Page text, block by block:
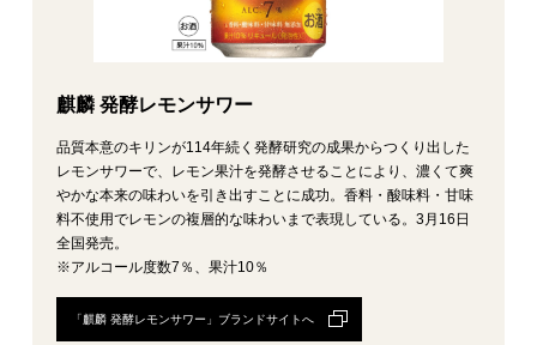
麒麟 発酵レモンサワー
品質本意のキリンが114年続く発酵研究の成果からつくり出した
レモンサワーで、レモン果汁を発酵させることにより、濃くて爽
やかな本来の味わいを引き出すことに成功。香料・酸味料・甘味
料不使用でレモンの複層的な味わいまで表現している。3月16日
全国発売。
※アルコール度数7％、果汁10％
「麒麟 発酵レモンサワー」ブランドサイトへ